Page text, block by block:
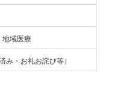
地域医療
み・お礼お詫び等）